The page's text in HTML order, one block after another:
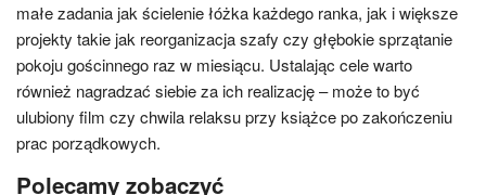
małe zadania jak ścielenie łóżka każdego ranka, jak i większe
projekty takie jak reorganizacja szafy czy głębokie sprzątanie
pokoju gościnnego raz w miesiącu. Ustalając cele warto
również nagradzać siebie za ich realizację – może to być
ulubiony film czy chwila relaksu przy książce po zakończeniu
prac porządkowych.
Polecamy zobaczyć